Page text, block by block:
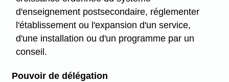
d'enseignement postsecondaire, réglementer
l'établissement ou l'expansion d'un service,
d'une installation ou d'un programme par un
conseil.
Pouvoir de délégation